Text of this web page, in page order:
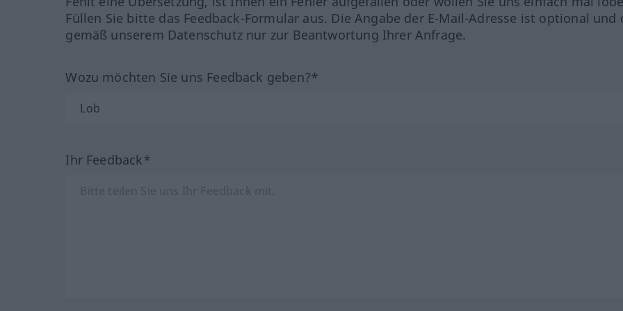
Füllen Sie bitte das Feedback-Formular aus. Die Angabe der E-Mail-Adresse ist optional und
gemäß unserem Datenschutz nur zur Beantwortung Ihrer Anfrage.
Wozu möchten Sie uns Feedback geben?*
Ihr Feedback*